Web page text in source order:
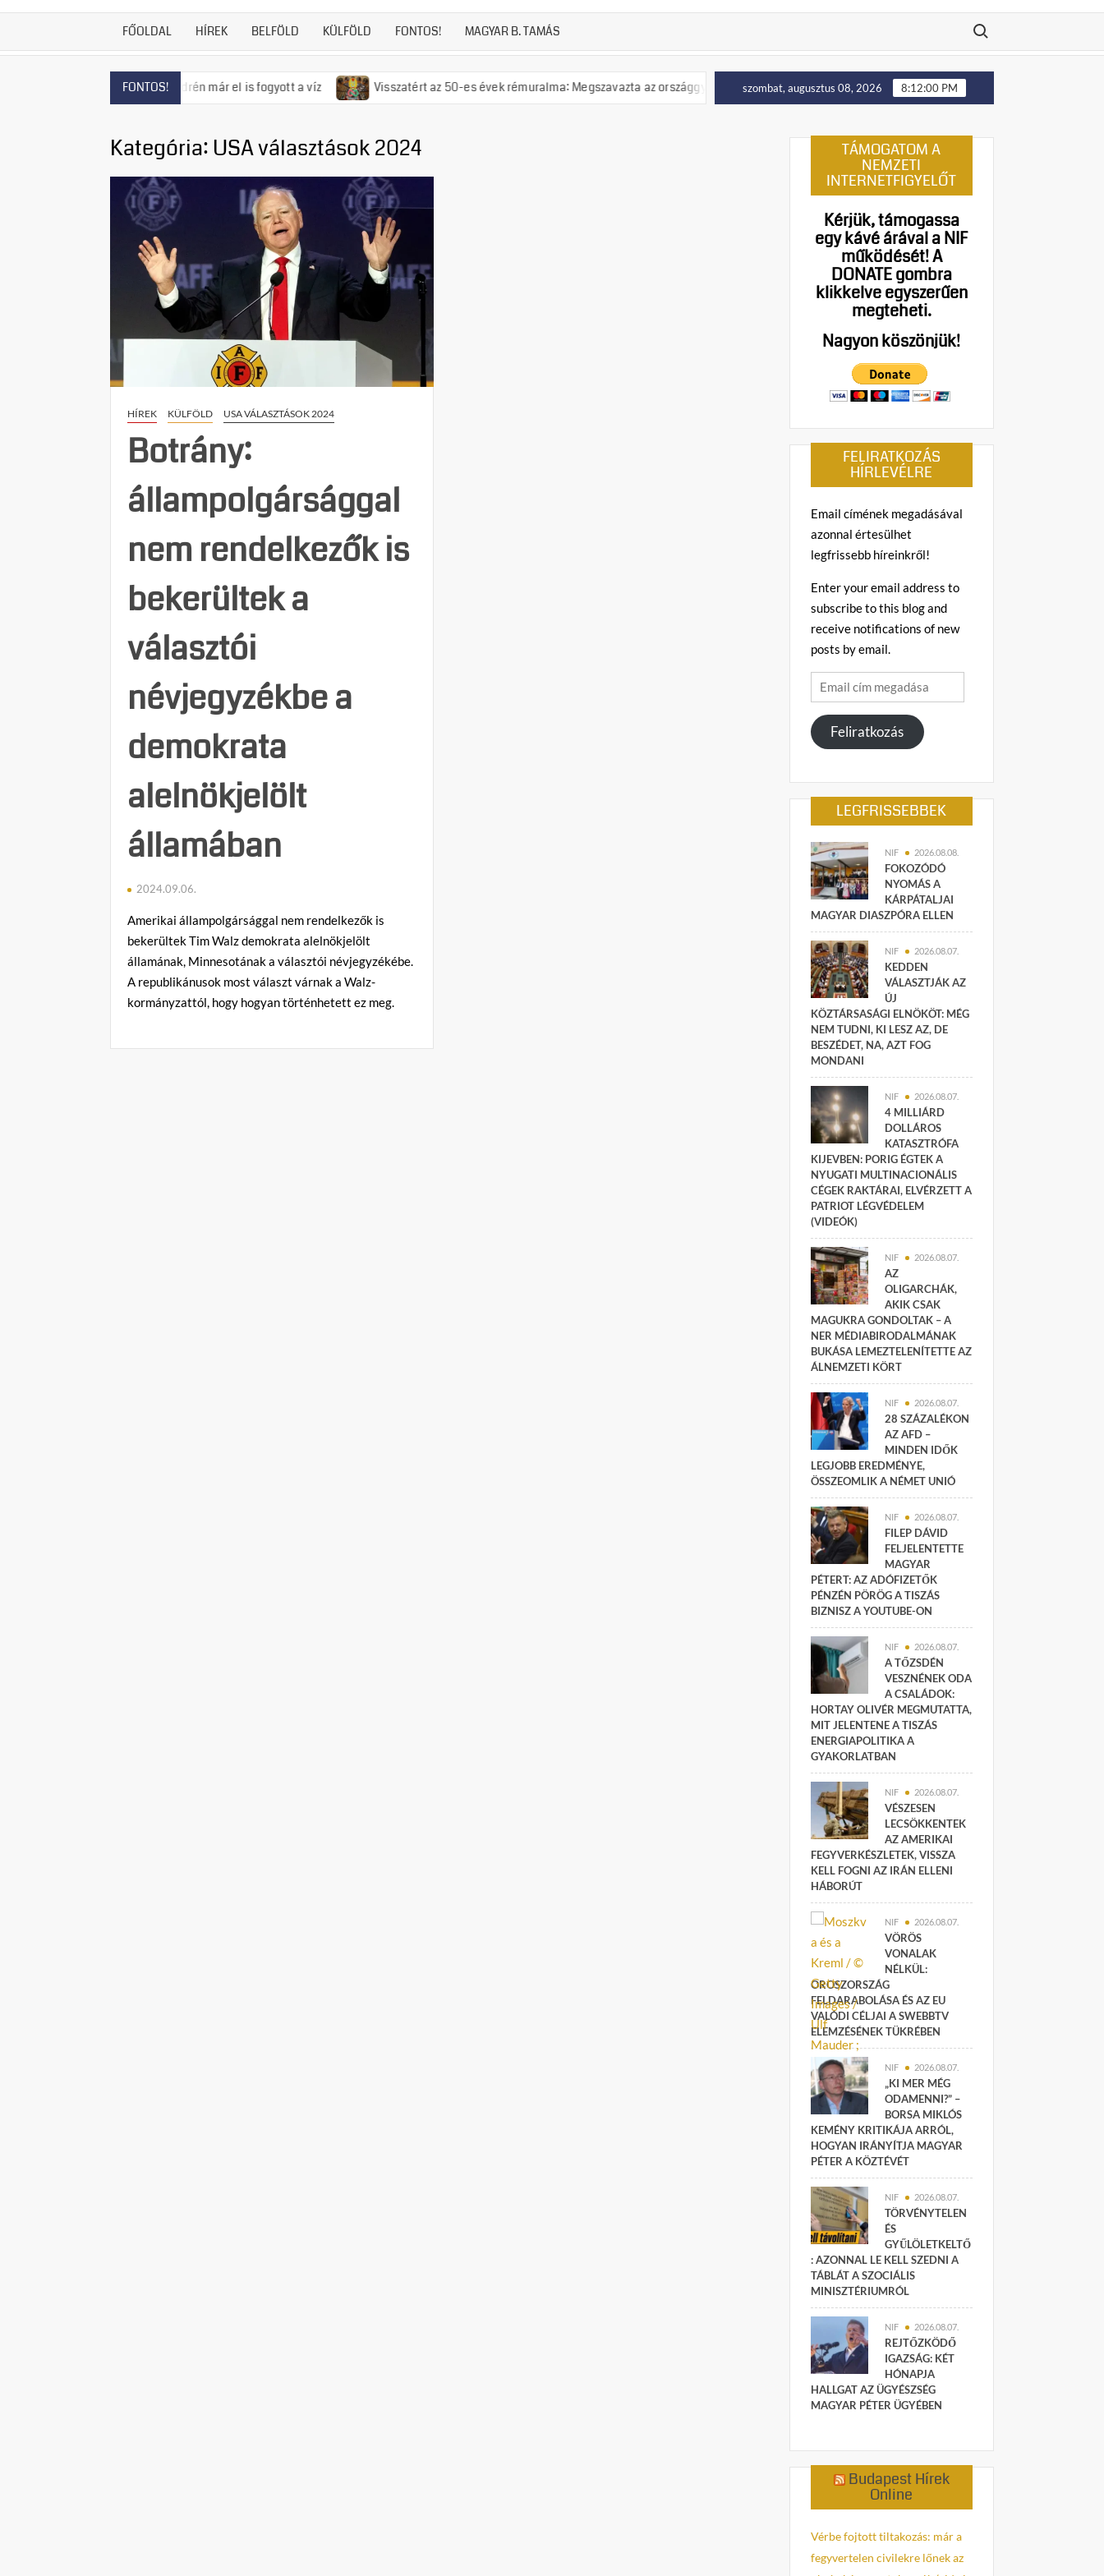
FŐOLDAL HÍREK BELFÖLD KÜLFÖLD FONTOS! MAGYAR B. TAMÁS
Search for:
FONTOS!
fenyeget, Szentendrén már el is fogyott a víz Visszatért az 50-es évek rémuralma: Megszavazta az országgyűlés a tiszás ÁVH felállítását! Putyin: Ukrajna nyugati területei előbb-utóbb
szombat, augusztus 08, 2026 8:12:01 PM
Kategória: USA választások 2024
HÍREK KÜLFÖLD USA VÁLASZTÁSOK 2024
Botrány:
állampolgársággal
nem rendelkezők is
bekerültek a
választói
névjegyzékbe a
demokrata
alelnökjelölt
államában
2024.09.06.
Amerikai állampolgársággal nem rendelkezők is
bekerültek Tim Walz demokrata alelnökjelölt
államának, Minnesotának a választói névjegyzékébe.
A republikánusok most választ várnak a Walz-
kormányzattól, hogy hogyan történhetett ez meg.
TÁMOGATOM A
NEMZETI
INTERNETFIGYELŐT
Kérjük, támogassa
egy kávé árával a NIF
működését!A
DONATE gombra
klikkelve egyszerűen
megteheti.
Nagyon köszönjük!
FELIRATKOZÁS
HÍRLEVÉLRE
Email címének megadásával
azonnal értesülhet
legfrissebb híreinkről!
Enter your email address to
subscribe to this blog and
receive notifications of new
posts by email.
Email
cím
megadása
Feliratkozás
LEGFRISSEBBEK
NIF 2026.08.08.
FOKOZÓDÓ
NYOMÁS A
KÁRPÁTALJAI
MAGYAR DIASZPÓRA ELLEN
NIF 2026.08.07.
KEDDEN
VÁLASZTJÁK AZ
ÚJ
KÖZTÁRSASÁGI ELNÖKÖT: MÉG
NEM TUDNI, KI LESZ AZ, DE
BESZÉDET, NA, AZT FOG
MONDANI
NIF 2026.08.07.
4 MILLIÁRD
DOLLÁROS
KATASZTRÓFA
KIJEVBEN: PORIG ÉGTEK A
NYUGATI MULTINACIONÁLIS
CÉGEK RAKTÁRAI, ELVÉRZETT A
PATRIOT LÉGVÉDELEM
(VIDEÓK)
NIF 2026.08.07.
AZ
OLIGARCHÁK,
AKIK CSAK
MAGUKRA GONDOLTAK – A
NER MÉDIABIRODALMÁNAK
BUKÁSA LEMEZTELENÍTETTE AZ
ÁLNEMZETI KÖRT
NIF 2026.08.07.
28 SZÁZALÉKON
AZ AFD –
MINDEN IDŐK
LEGJOBB EREDMÉNYE,
ÖSSZEOMLIK A NÉMET UNIÓ
NIF 2026.08.07.
FILEP DÁVID
FELJELENTETTE
MAGYAR
PÉTERT: AZ ADÓFIZETŐK
PÉNZÉN PÖRÖG A TISZÁS
BIZNISZ A YOUTUBE-ON
NIF 2026.08.07.
A TŐZSDÉN
VESZNÉNEK ODA
A CSALÁDOK:
HORTAY OLIVÉR MEGMUTATTA,
MIT JELENTENE A TISZÁS
ENERGIAPOLITIKA A
GYAKORLATBAN
NIF 2026.08.07.
VÉSZESEN
LECSÖKKENTEK
AZ AMERIKAI
FEGYVERKÉSZLETEK, VISSZA
KELL FOGNI AZ IRÁN ELLENI
HÁBORÚT
NIF 2026.08.07.
VÖRÖS
VONALAK
NÉLKÜL:
OROSZORSZÁG
FELDARABOLÁSA ÉS AZ EU
VALÓDI CÉLJAI A SWEBBTV
ELEMZÉSÉNEK TÜKRÉBEN
NIF 2026.08.07.
„KI MER MÉG
ODAMENNI?” –
BORSA MIKLÓS
KEMÉNY KRITIKÁJA ARRÓL,
HOGYAN IRÁNYÍTJA MAGYAR
PÉTER A KÖZTÉVÉT
NIF 2026.08.07.
TÖRVÉNYTELEN
ÉS
GYŰLÖLETKELTŐ
: AZONNAL LE KELL SZEDNI A
TÁBLÁT A SZOCIÁLIS
MINISZTÉRIUMRÓL
NIF 2026.08.07.
REJTŐZKÖDŐ
IGAZSÁG: KÉT
HÓNAPJA
HALLGAT AZ ÜGYÉSZSÉG
MAGYAR PÉTER ÜGYÉBEN
Budapest Hírek
Online
Vérbe fojtott tiltakozás: már a
fegyvertelen civilekre lőnek az